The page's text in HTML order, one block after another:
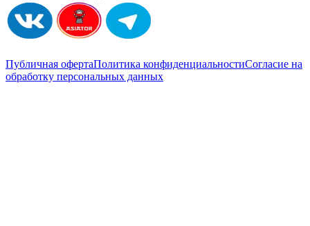
Публичная офертаПолитика конфиденциальностиСогласие на
обработку персональных данных